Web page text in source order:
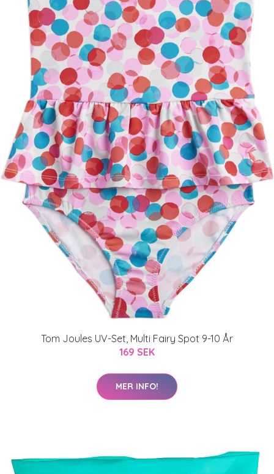
Tom Joules UV-Set, Multi Fairy Spot 9-10 År
169 SEK
MER INFO!